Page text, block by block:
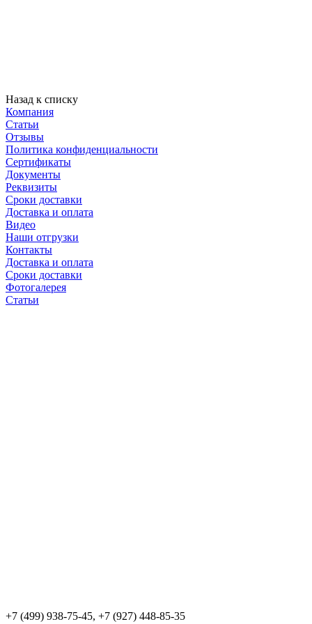
Назад к списку
Компания
Статьи
Отзывы
Политика конфиденциальности
Сертификаты
Документы
Реквизиты
Сроки доставки
Доставка и оплата
Видео
Наши отгрузки
Контакты
Доставка и оплата
Сроки доставки
Фотогалерея
Статьи
+7 (499) 938-75-45, +7 (927) 448-85-35